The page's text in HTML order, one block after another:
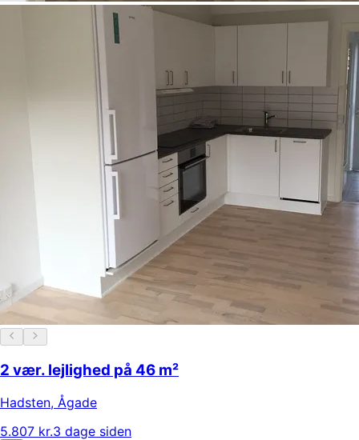
2 vær. lejlighed på 46 m²
Hadsten, Ågade
5.807 kr.3 dage siden